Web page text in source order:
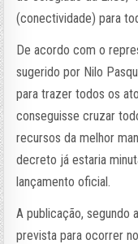
(conectividade) para
De acordo com o
sugerido por Nilo
para trazer todos os
conseguisse cruzar
recursos da melhor
decreto já estaria
lançamento oficial.
A publicação, segundo
prevista para ocorrer